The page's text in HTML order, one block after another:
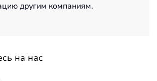
другим компаниям.
на нас